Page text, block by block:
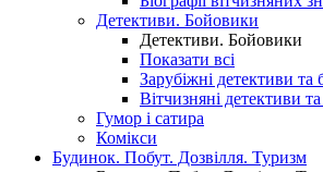
Детективи. Бойовики
Детективи. Бойовики
Показати всі
Зарубіжні детективи та
Вітчизняні детективи
Гумор і сатира
Комікси
Будинок. Побут. Дозвілля. Туризм